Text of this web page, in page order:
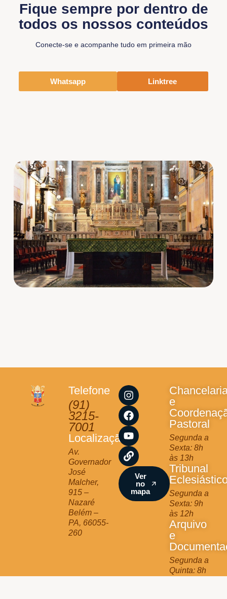
Fique sempre por dentro de
todos os nossos conteúdos
Conecte-se e acompanhe tudo em primeira mão
Whatsapp Linktree
Telefone
(91)
3215-
7001
Localização
Av.
Governador
José
Malcher,
915 –
Nazaré
Belém –
PA, 66055-
260
I
n
s
t
a
g
r
a
m
F
a
c
e
b
o
o
k
Y
o
u
t
u
b
e
L
i
n
k
Ver
no
mapa
e
Pastoral
Segunda a
Sexta: 8h
às 13h
Tribunal
Segunda a
Sexta: 9h
às 12h
Arquivo
e
Segunda a
Quinta: 8h